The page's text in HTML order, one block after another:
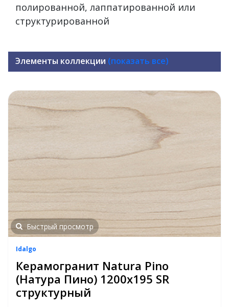
полированной, лаппатированной или
структурированной
Элементы коллекции (показать все)
Быстрый просмотр
Idalgo
Керамогранит Natura Pino
(Натура Пино) 1200х195 SR
структурный